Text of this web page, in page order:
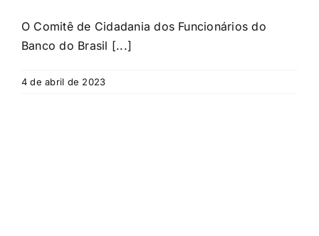
O Comitê de Cidadania dos Funcionários do
Banco do Brasil [...]
4 de abril de 2023